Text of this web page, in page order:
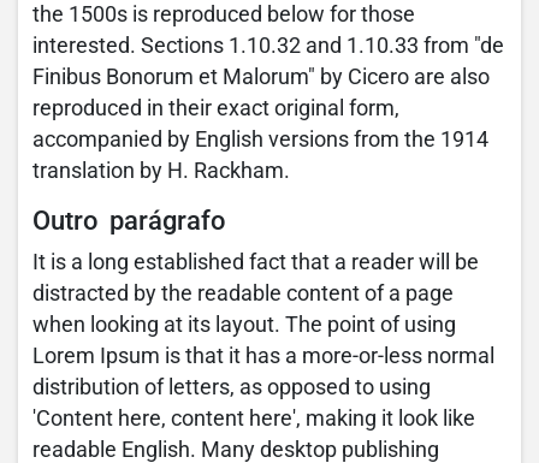
the 1500s is reproduced below for those
interested. Sections 1.10.32 and 1.10.33 from "de
Finibus Bonorum et Malorum" by Cicero are also
reproduced in their exact original form,
accompanied by English versions from the 1914
translation by H. Rackham.
Outro parágrafo
It is a long established fact that a reader will be
distracted by the readable content of a page
when looking at its layout. The point of using
Lorem Ipsum is that it has a more-or-less normal
distribution of letters, as opposed to using
'Content here, content here', making it look like
readable English. Many desktop publishing